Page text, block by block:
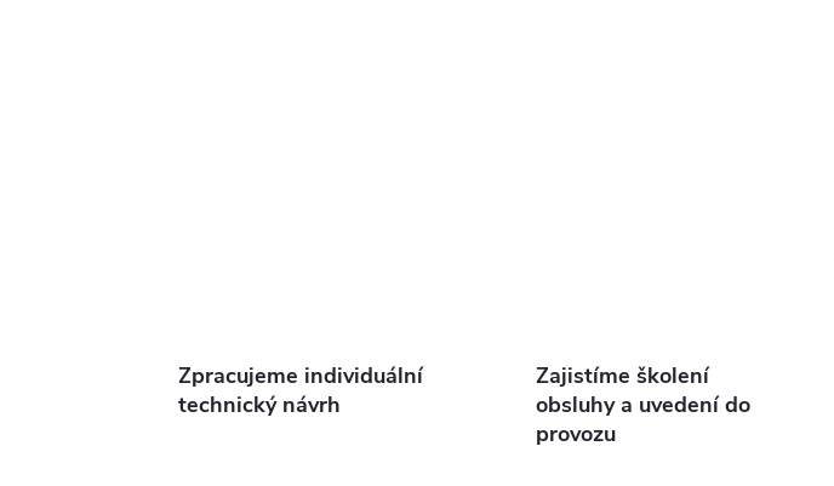
Zpracujeme individuální
technický návrh
Zajistíme školení
obsluhy a uvedení do
provozu